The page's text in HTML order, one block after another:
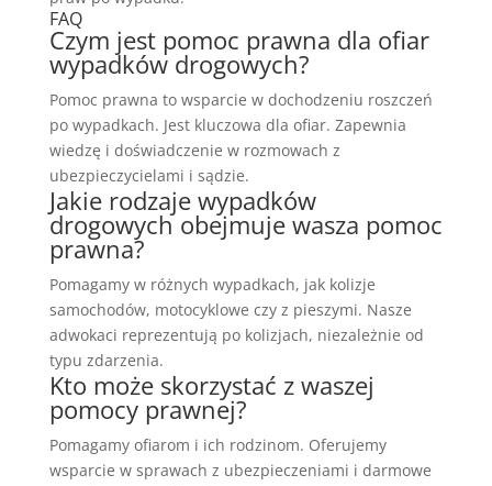
FAQ
Czym jest pomoc prawna dla ofiar
wypadków drogowych?
Pomoc prawna to wsparcie w dochodzeniu roszczeń
po wypadkach. Jest kluczowa dla ofiar. Zapewnia
wiedzę i doświadczenie w rozmowach z
ubezpieczycielami i sądzie.
Jakie rodzaje wypadków
drogowych obejmuje wasza pomoc
prawna?
Pomagamy w różnych wypadkach, jak kolizje
samochodów, motocyklowe czy z pieszymi. Nasze
adwokaci reprezentują po kolizjach, niezależnie od
typu zdarzenia.
Kto może skorzystać z waszej
pomocy prawnej?
Pomagamy ofiarom i ich rodzinom. Oferujemy
wsparcie w sprawach z ubezpieczeniami i darmowe